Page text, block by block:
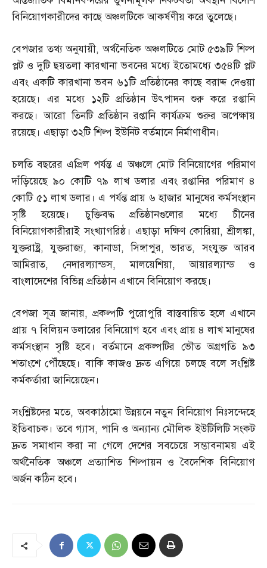
বিনিয়োগকারীদের কাছে অঞ্চলটিকে আকর্ষণীয় করে তুলেছে।
বেপজার তথ্য অনুযায়ী,অর্থনৈতিক অঞ্চলটিতে মোট ৫৩৯টি শিল্প
প্লট ও দুটি ছয়তলা কারখানা ভবনের মধ্যে ইতোমধ্যে ৩৫৪টি প্লট
এবং একটি কারখানা ভবন ৬১টি প্রতিষ্ঠানের কাছে বরাদ্দ দেওয়া
হয়েছে। এর মধ্যে ১২টি প্রতিষ্ঠান উৎপাদন শুরু করে রপ্তানি
করছে। আরো তিনটি প্রতিষ্ঠান রপ্তানি কার্যক্রম শুরুর অপেক্ষায়
রয়েছে। এছাড়া ৩২টি শিল্প ইউনিট বর্তমানে নির্মাণাধীন।
চলতি বছরের এপ্রিল পর্যন্ত এ অঞ্চলে মোট বিনিয়োগের পরিমাণ
দাঁড়িয়েছে ৯০ কোটি ৭৯ লাখ ডলার এবং রপ্তানির পরিমাণ ৪
কোটি ৫১ লাখ ডলার। এ পর্যন্ত প্রায় ৬ হাজার মানুষের কর্মসংস্থান
সৃষ্টি হয়েছে। চুক্তিবদ্ধ প্রতিষ্ঠানগুলোর মধ্যে চীনের
বিনিয়োগকারীরাই সংখ্যাগরিষ্ঠ। এছাড়া দক্ষিণ কোরিয়া,শ্রীলঙ্কা,
যুক্তরাষ্ট্র,যুক্তরাজ্য,কানাডা,সিঙ্গাপুর,ভারত,সংযুক্ত আরব
আমিরাত, নেদারল্যান্ডস,মালয়েশিয়া,আয়ারল্যান্ড ও
বাংলাদেশের বিভিন্ন প্রতিষ্ঠান এখানে বিনিয়োগ করছে।
বেপজা সূত্র জানায়, প্রকল্পটি পুরোপুরি বাস্তবায়িত হলে এখানে
প্রায় ৭ বিলিয়ন ডলারের বিনিয়োগ হবে এবং প্রায় ৪ লাখ মানুষের
কর্মসংস্থান সৃষ্টি হবে। বর্তমানে প্রকল্পটির ভৌত অগ্রগতি ৯৩
শতাংশে পৌঁছেছে। বাকি কাজও দ্রুত এগিয়ে চলছে বলে সংশ্লিষ্ট
কর্মকর্তারা জানিয়েছেন।
সংশ্লিষ্টদের মতে,অবকাঠামো উন্নয়নে নতুন বিনিয়োগ নিঃসন্দেহে
ইতিবাচক। তবে গ্যাস, পানি ও অন্যান্য মৌলিক ইউটিলিটি সংকট
দ্রুত সমাধান করা না গেলে দেশের সবচেয়ে সম্ভাবনাময় এই
অর্থনৈতিক অঞ্চলে প্রত্যাশিত শিল্পায়ন ও বৈদেশিক বিনিয়োগ
অর্জন কঠিন হবে।